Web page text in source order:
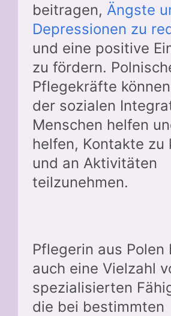
beitragen, Ängste
Depressionen zu
und eine positive
zu fördern.
Pflegekräfte
der sozialen
Menschen helfen
helfen, Kontakte zu
und an Aktivitäten
teilzunehmen.
Pflegerin aus
auch eine Vielzahl
spezialisierten
die bei bestimmten